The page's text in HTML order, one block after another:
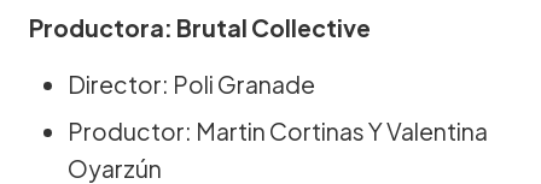
Productora: Brutal Collective
Director: Poli Granade
Productor: Martin Cortinas Y Valentina
Oyarzún